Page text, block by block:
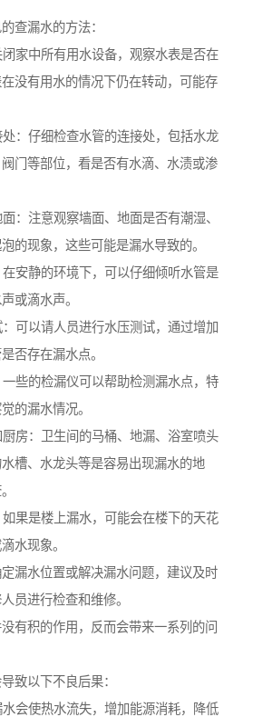
查漏水的方法：
家中所有用水设备，观察水表是否在
没有用水的情况下仍在转动，可能存
：仔细检查水管的连接处，包括水龙
门等部位，看是否有水滴、水渍或渗
：注意观察墙面、地面是否有潮湿、
的现象，这些可能是漏水导致的。
安静的环境下，可以仔细倾听水管是
或滴水声。
可以请人员进行水压测试，通过增加
否存在漏水点。
些的检漏仪可以帮助检测漏水点，特
的漏水情况。
房：卫生间的马桶、地漏、浴室喷头
槽、水龙头等是容易出现漏水的地
果是楼上漏水，可能会在楼下的天花
水现象。
漏水位置或解决漏水问题，建议及时
员进行检查和维修。
有积的作用，反而会带来一系列的问
致以下不良后果：
会使热水流失，增加能源消耗，降低